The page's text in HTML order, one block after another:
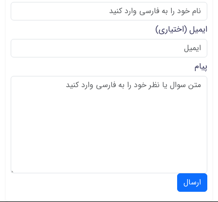
ایمیل(اختیاری)
پیام
ارسال